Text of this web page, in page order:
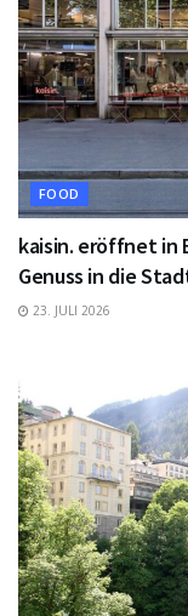
FOOD
kaisin. eröffnet in
Genuss in die
23. JULI 2026